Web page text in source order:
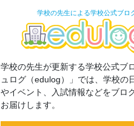
学校の先生による学校公式ブロ
学校の先生が更新する学校公式ブ
ュログ（edulog）」では、学校の
やイベント、入試情報などをブロ
お届けします。